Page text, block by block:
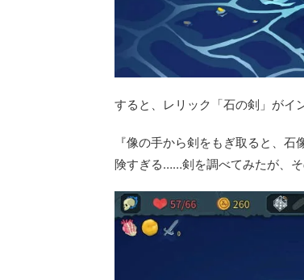
すると、レリック「石の剣」がイ
『像の手から剣をもぎ取ると、
険すぎる……剣を調べてみたが、